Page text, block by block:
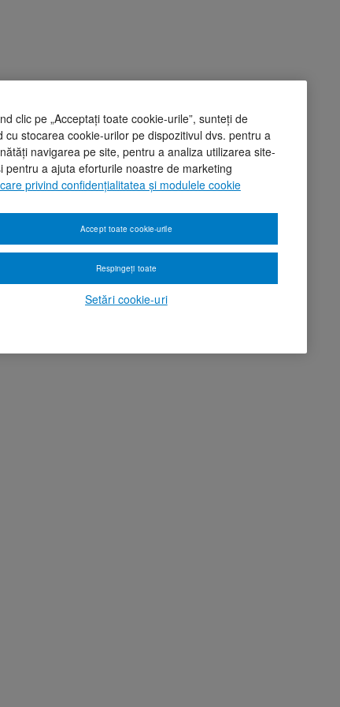
clic pe „Acceptați toate cookie-urile”, sunteți de
cu stocarea cookie-urilor pe dispozitivul dvs. pentru a
navigarea pe site, pentru a analiza utilizarea site-
pentru a ajuta eforturile noastre de marketing
privind confidențialitatea și modulele cookie
Setări cookie-uri
Respingeți toate
Accept toate cookie-urile